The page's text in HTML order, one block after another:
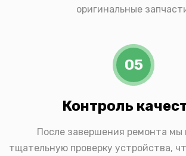
оригинальные
05
Контроль
После завершения ремонта мы
тщательную проверку устройства,